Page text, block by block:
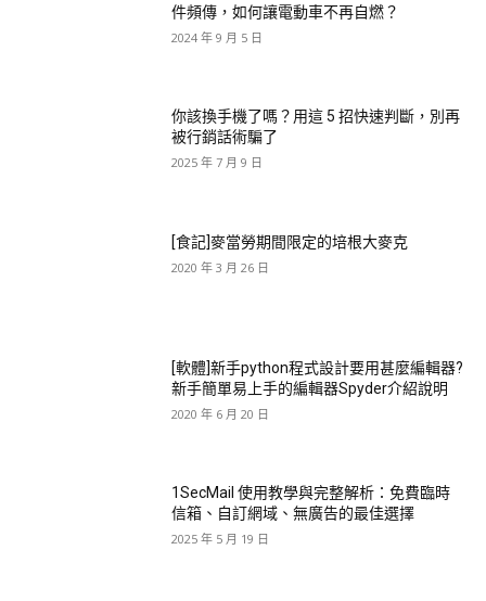
件頻傳，如何讓電動車不再自燃？
2024 年 9 月 5 日
你該換手機了嗎？用這 5 招快速判斷，別再
被行銷話術騙了
2025 年 7 月 9 日
[食記]麥當勞期間限定的培根大麥克
2020 年 3 月 26 日
[軟體]新手python程式設計要用甚麼編輯器?
新手簡單易上手的編輯器Spyder介紹說明
2020 年 6 月 20 日
1SecMail 使用教學與完整解析：免費臨時
信箱、自訂網域、無廣告的最佳選擇
2025 年 5 月 19 日